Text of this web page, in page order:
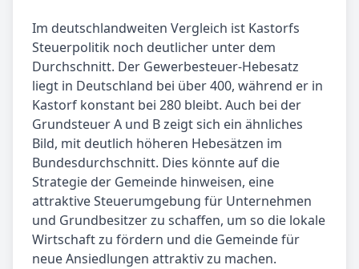
Im deutschlandweiten Vergleich ist Kastorfs
Steuerpolitik noch deutlicher unter dem
Durchschnitt. Der Gewerbesteuer-Hebesatz
liegt in Deutschland bei über 400, während er in
Kastorf konstant bei 280 bleibt. Auch bei der
Grundsteuer A und B zeigt sich ein ähnliches
Bild, mit deutlich höheren Hebesätzen im
Bundesdurchschnitt. Dies könnte auf die
Strategie der Gemeinde hinweisen, eine
attraktive Steuerumgebung für Unternehmen
und Grundbesitzer zu schaffen, um so die lokale
Wirtschaft zu fördern und die Gemeinde für
neue Ansiedlungen attraktiv zu machen.